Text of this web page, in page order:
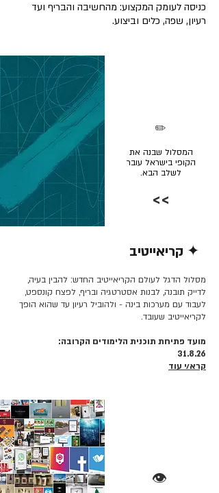
כניסה לעומק המקצוע: מהחשיבה והבריף ועד
רעיון, שפה, כלים וביצוע.
המסלול שבנה את
הקופי בישראל עובר
לשלב הבא.
✏️
>>
✦ קריאייטיב
מסלול הדגל לעולם הקריאייטיב החדש: להבין בעיה,
לדייק תובנה, לבנות אסטרטגיה ובריף, לפצח קונספט,
לעבוד עם מערכות בינה - ולהוביל רעיון עד שהוא הופך
לקריאייטיב שעובד.
מועד פתיחת תוכנית הלימודים הקרובה:
31.8.26
קרא/י עוד
👁️